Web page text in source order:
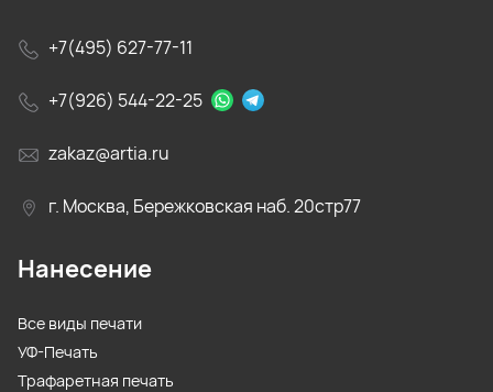
+7(495) 627-77-11
+7(926) 544-22-25
zakaz@artia.ru
г. Москва, Бережковская наб. 20стр77
Нанесение
Все виды печати
УФ-Печать
Трафаретная печать